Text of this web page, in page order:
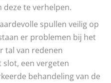
deze te verhelpen.
spullen veilig op
er problemen bij het
tal van redenen
slot, een vergeten
behandeling van de